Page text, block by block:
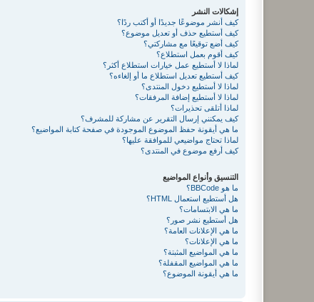
إشكالات النشر
كيف أنشر موضوعًا جديدًا أو أكتب ردًا؟
كيف أستطيع حذف أو تعديل موضوع؟
كيف أضع توقيعًا مع مشاركتي؟
كيف أقوم بعمل استطلاع؟
لماذا لا أستطيع عمل خيارات استطلاع أكثر؟
كيف أستطيع تعديل استطلاع ما أو إلغاءه؟
لماذا لا أستطيع دخول المنتدى؟
لماذا لا أستطيع إضافة المرفقات؟
لماذا أتلقى تحذيرات؟
كيف يمكنني إرسال التقرير عن مشاركة للمشرف؟
ما هي أيقونة حفظ الموضوع الموجودة في صفحة كتابة المواضيع؟
لماذا تحتاج مواضيعي للموافقة عليها؟
كيف أرفع موضوع في المنتدى؟
التنسيق وأنواع المواضيع
ما هو BBCode؟
هل أستطيع استعمال HTML؟
ما هي الابتسامات؟
هل أستطيع نشر صور؟
ما هي الإعلانات العامة؟
ما هي الإعلانات؟
ما هي المواضيع المثبتة؟
ما هي المواضيع المقفلة؟
ما هي أيقونة الموضوع؟